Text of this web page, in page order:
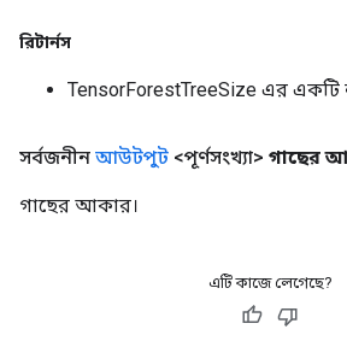
রিটার্নস
TensorForestTreeSize এর
সর্বজনীন আউটপুট <পূর্ণসংখ্যা> গাছের
গাছের আকার।
এটি কাজে লেগেছে?